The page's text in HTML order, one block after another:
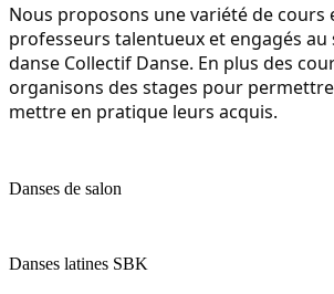
Nous proposons une variété de cours
professeurs talentueux et engagés au
danse Collectif Danse. En plus des
organisons des stages pour
mettre en pratique leurs acquis.
Danses de salon
Danses latines SBK